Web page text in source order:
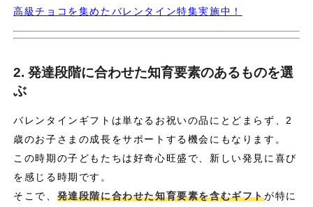
高級チョコを集めたバレンタイン特集実施中！
2. 発達段階に合わせた知育要素のあるものを選
ぶ
バレンタインギフトは単なるお祝いの品にとどまらず、2
歳のお子さまの成長をサポートする機会にもなります。
この時期の子どもたちは好奇心旺盛で、新しい発見に喜び
を感じる時期です。
そこで、 発達段階に合わせた知育要素を含むギフトが特に